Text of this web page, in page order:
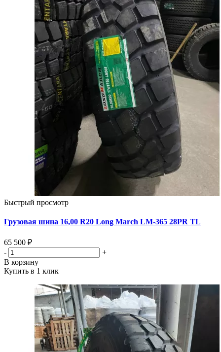
Быстрый просмотр
Грузовая шина 16,00 R20 Long March LM-365 28PR TL
65 500 ₽
-
+
В корзину
Купить в 1 клик